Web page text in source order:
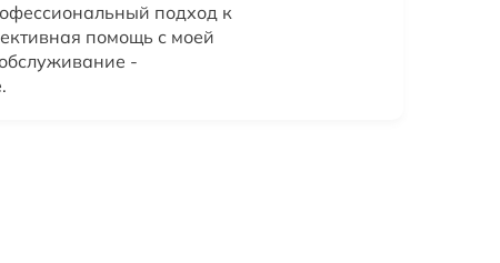
подход к
помощь с моей
-